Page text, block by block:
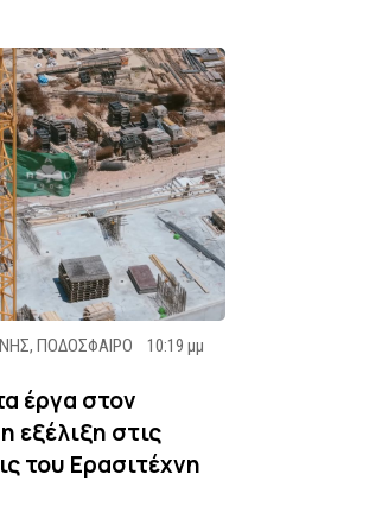
, ΠΟΔΟΣΦΑΙΡΟ
10:19 μμ
έργα στον
εξέλιξη στις
του Ερασιτέχνη